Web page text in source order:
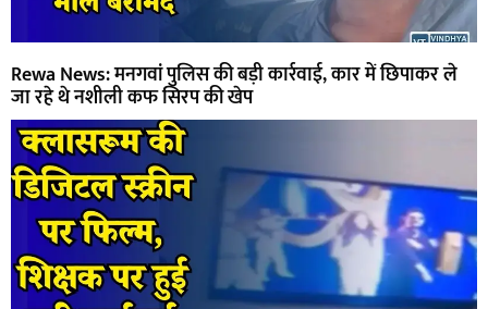
Rewa News: मनगवां पुलिस की बड़ी कार्रवाई, कार में छिपाकर ले
जा रहे थे नशीली कफ सिरप की खेप